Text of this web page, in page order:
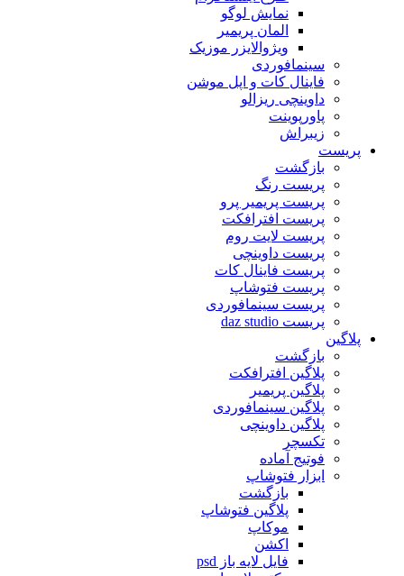
نمایش لوگو
المان پریمیر
ویژوالایزر موزیک
سینمافوردی
فاینال کات و اپل موشن
داوینچی ریزالو
پاورپوینت
زیبراش
پریست
بازگشت
پریست رنگ
پریست پریمیر پرو
پریست افترافکت
پریست لایت روم
پریست داوینچی
پریست فاینال کات
پریست فتوشاپ
پریست سینمافوردی
پریست daz studio
پلاگین
بازگشت
پلاگین افترافکت
پلاگین پریمیر
پلاگین سینمافوردی
پلاگین داوینچی
تکسچر
فوتیج آماده
ابزار فتوشاپ
بازگشت
پلاگین فتوشاپ
موکاپ
اکشن
فایل لایه باز psd